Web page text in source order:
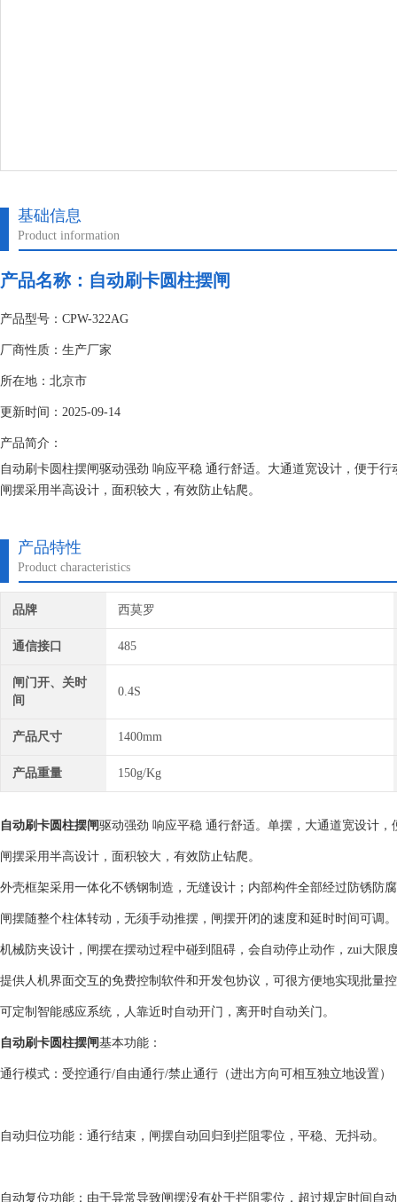
基础信息
Product information
产品名称： 自动刷卡圆柱摆闸
产品型号：CPW-322AG
厂商性质：生产厂家
所在地：北京市
更新时间：2025-09-14
产品简介：
自动刷卡圆柱摆闸驱动强劲 响应平稳 通行舒适。大通道宽设计，便于行
闸摆采用半高设计，面积较大，有效防止钻爬。
产品特性
Product characteristics
品牌 西莫罗
通信接口 485
闸门开、关时
间
0.4S
产品尺寸 1400mm
产品重量 150g/Kg
自动刷卡圆柱摆闸驱动强劲 响应平稳 通行舒适。单摆，大通道宽设计，
闸摆采用半高设计，面积较大，有效防止钻爬。
外壳框架采用一体化不锈钢制造，无缝设计；内部构件全部经过防锈防
闸摆随整个柱体转动，无须手动推摆，闸摆开闭的速度和延时时间可调。
机械防夹设计，闸摆在摆动过程中碰到阻碍，会自动停止动作，zui大限
提供人机界面交互的免费控制软件和开发包协议，可很方便地实现批量
可定制智能感应系统，人靠近时自动开门，离开时自动关门。
自动刷卡圆柱摆闸基本功能：
通行模式：受控通行/自由通行/禁止通行（进出方向可相互独立地设置）
自动归位功能：通行结束，闸摆自动回归到拦阻零位，平稳、无抖动。
自动复位功能：由于异常导致闸摆没有处于拦阻零位，超过规定时间自